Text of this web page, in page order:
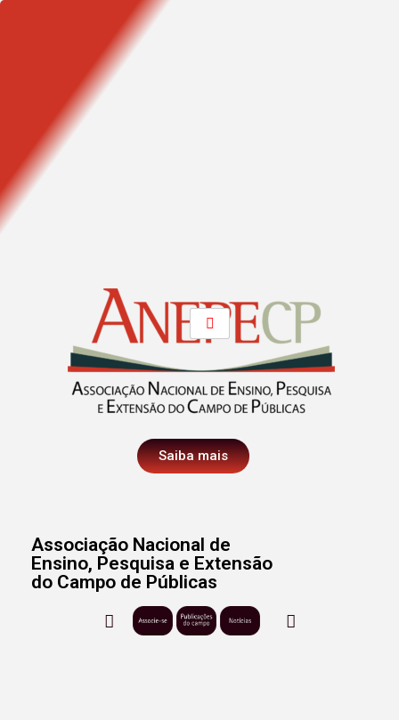
Saiba mais
Associação Nacional de
Ensino, Pesquisa e Extensão
do Campo de Públicas